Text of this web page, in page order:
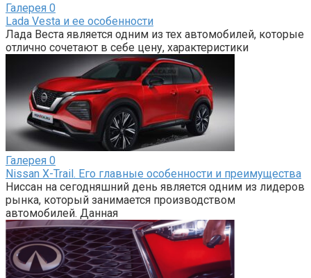
Галерея 0
Lada Vesta и ее особенности
Лада Веста является одним из тех автомобилей, которые
отлично сочетают в себе цену, характеристики
Галерея 0
Nissan X-Trail. Его главные особенности и преимущества
Ниссан на сегодняшний день является одним из лидеров
рынка, который занимается производством
автомобилей. Данная